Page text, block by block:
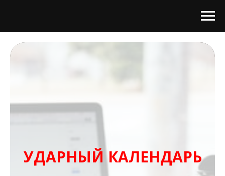
УДАРНЫЙ КАЛЕНДАРЬ